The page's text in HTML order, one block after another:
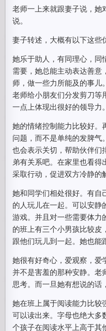
老师一上来就跟妻子说，她
说。
妻子转述，大概有以下这些
她乐于助人，有同理心，同
需要，她总能主动表达善
师，做一些力所能及的事
老师给小朋友们分发剪刀等
一点上体现出很好的领导力。
她的情绪控制能力比较好。
问题，而不是单纯的发脾
也会表示关切，帮助伙伴们
弟有关系吧。在家里也看
采取行动，促进双方冷静的
她和同学们相处很好。有自
的人玩儿在一起。可以安静
游戏。并且对一些需要体力
的班上有三个小男孩比较
跟他们玩儿到一起。她也能
她很有好奇心，爱观察，爱
并不是害羞的那种安静。老
思考。而一旦她有想说的话
她在班上属于阅读能力比较
可以读出来。字母也绝大多
个孩子在阅读水平上高于其